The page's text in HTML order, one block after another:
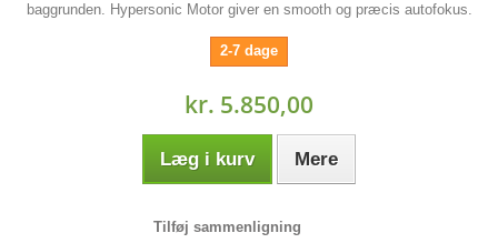
baggrunden. Hypersonic Motor giver en smooth og præcis autofokus.
2-7 dage
kr. 5.850,00
Læg i kurv Mere
Tilføj sammenligning